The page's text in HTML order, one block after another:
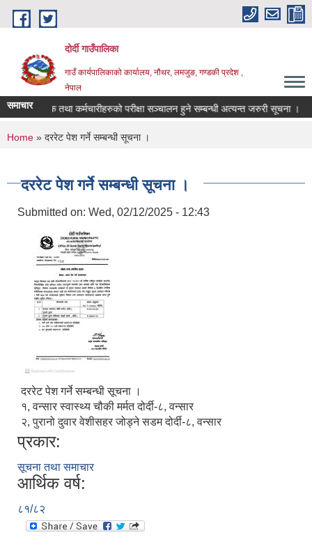
Skip to main content
दोर्दी गाउँपालिका
गाउँ कार्यपालिकाको कार्यालय, नौथर, लमजुङ, गण्डकी प्रदेश ,
नेपाल
समाचारशिक्षक तथा कर्मचारीहरुको परीक्षा सञ्चालन हुने सम्बन्धी अत्यन्त जरुरी सूचना ।
You are here
Home » दररेट पेश गर्ने सम्बन्धी सूचना ।
दररेट पेश गर्ने सम्बन्धी सूचना ।
Submitted on: Wed, 02/12/2025 - 12:43
दररेट पेश गर्ने सम्बन्धी सूचना ।
१, वन्सार स्वास्थ्य चौकी मर्मत दोर्दी-८, वन्सार
२, पुरानो दुवार वेशीसहर जोड्ने सडम दोर्दी-८, वन्सार
प्रकार:
सूचना तथा समाचार
आर्थिक वर्ष:
८१/८२